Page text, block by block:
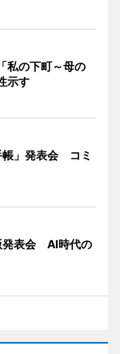
私の下町～母の
示す
帳」発表会 コミ
発表会 AI時代の